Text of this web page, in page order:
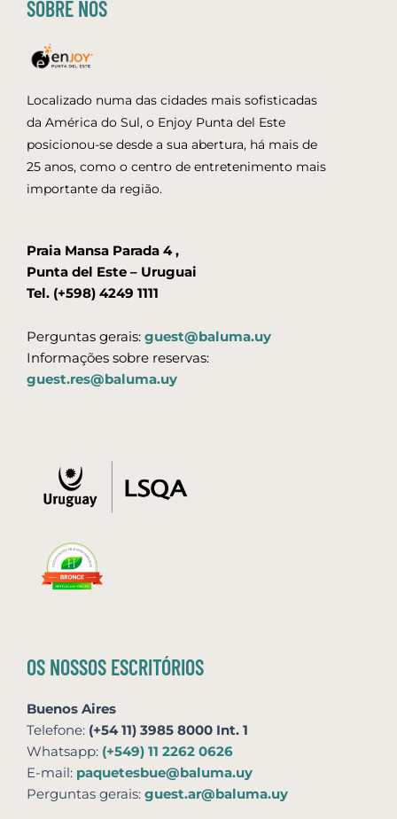
SOBRE NÓS
Localizado numa das cidades mais sofisticadas
da América do Sul, o Enjoy Punta del Este
posicionou-se desde a sua abertura, há mais de
25 anos, como o centro de entretenimento mais
importante da região.
Praia Mansa Parada 4 ,
Punta del Este – Uruguai
Tel. (+598) 4249 1111
Perguntas gerais: guest@baluma.uy
Informações sobre reservas:
guest.res@baluma.uy
OS NOSSOS ESCRITÓRIOS
Buenos Aires
Telefone: (+54 11) 3985 8000 Int. 1
Whatsapp: (+549) 11 2262 0626
E-mail: paquetesbue@baluma.uy
Perguntas gerais: guest.ar@baluma.uy